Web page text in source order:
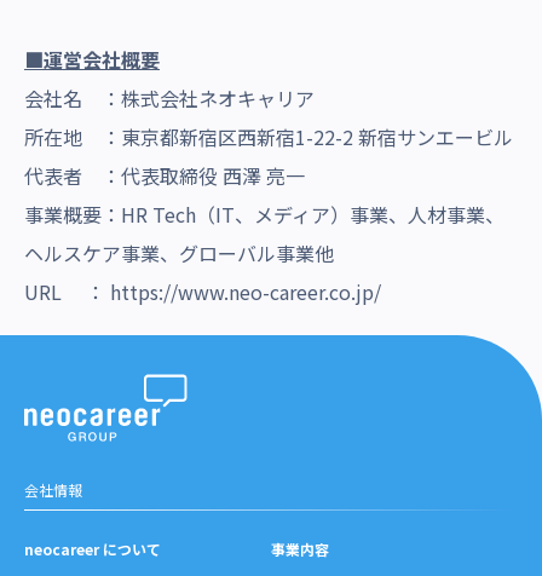
■運営会社概要
会社名 ：株式会社ネオキャリア
所在地 ：東京都新宿区西新宿1-22-2 新宿サンエービル
代表者 ：代表取締役 西澤 亮一
事業概要：HR Tech（IT、メディア）事業、人材事業、
ヘルスケア事業、グローバル事業他
URL ： https://www.neo-career.co.jp/
会社情報
neocareer について
事業内容